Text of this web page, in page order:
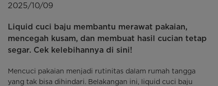
Liquid cuci baju membantu merawat pakaian,
mencegah kusam, dan membuat hasil cucian tetap
segar. Cek kelebihannya di sini!
2025/10/09
Mencuci pakaian menjadi rutinitas dalam rumah tangga
yang tak bisa dihindari. Belakangan ini, liquid cuci baju